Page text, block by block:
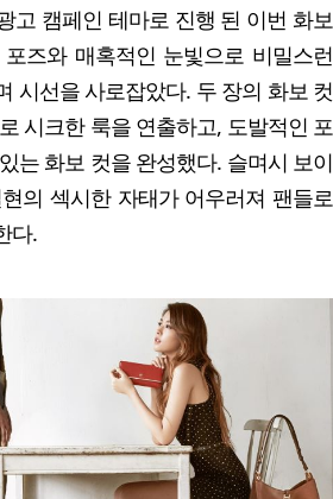
광고 캠페인 테마로 진행 된 이번 화보
즈와 매혹적인 눈빛으로 비밀스런
시선을 사로잡았다. 두 장의 화보 컷
시크한 룩을 연출하고, 도발적인 포
는 화보 컷을 완성했다. 슬며시 보이
의 섹시한 자태가 어우러져 팬들로
다.